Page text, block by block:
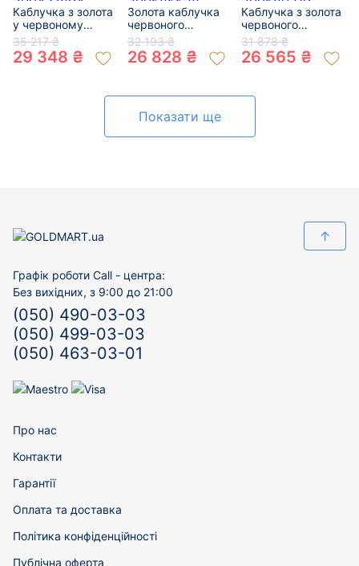
Каблучка з золота
у червоному
кольорі з
цирконом 01-
200437894
35 217 ₴
29 348 ₴
Золота каблучка
червоного
кольору з
цирконом 01-
200585528
32 193 ₴
26 828 ₴
Каблучка з золота
червоного
кольору з
цирконом 01-
200580219
31 878 ₴
26 565 ₴
Показати ще
↑
Графік роботи Call - центра:
Без вихідних, з 9:00 до 21:00
(050) 490-03-03
(050) 499-03-03
(050) 463-03-01
Про нас
Контакти
Гарантії
Оплата та доставка
Політика конфіденційності
Публічна оферта